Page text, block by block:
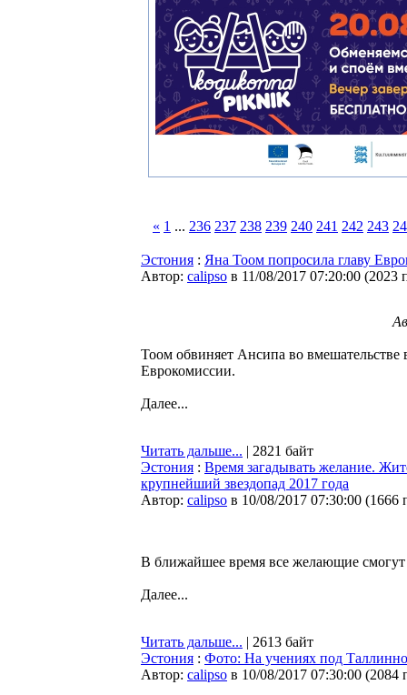
« 1 ... 236 237 238 239 240 241 242 243
Эстония : Яна Тоом попросила главу
Автор: calipso в 11/08/2017 07:20:00 (2023
Тоом обвиняет Ансипа во вмешательстве
Еврокомиссии.
Далее...
Читать дальше... | 2821 байт
Эстония : Время загадывать желание.
крупнейший звездопад 2017 года
Автор: calipso в 10/08/2017 07:30:00 (1666
В ближайшее время все желающие смогут
Далее...
Читать дальше... | 2613 байт
Эстония : Фото: На учениях под
Автор: calipso в 10/08/2017 07:30:00 (2084